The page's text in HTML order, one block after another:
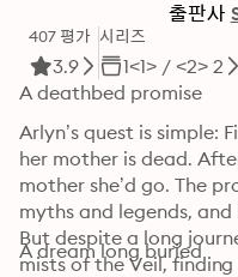
출판사
407 평가
3.9
시리즈
1<1> / <2> 2
A deathbed promise
Arlyn’s quest is simple:
her mother is dead.
mother she’d go. The
myths and legends, and
But despite a long
mists of the Veil,
A dream long buried